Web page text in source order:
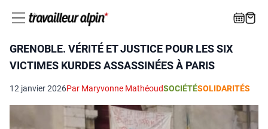
GRENOBLE. VÉRITÉ ET JUSTICE POUR LES SIX
VICTIMES KURDES ASSASSINÉES À PARIS
12 janvier 2026Par Maryvonne MathéoudSOCIÉTÉSOLIDARITÉS